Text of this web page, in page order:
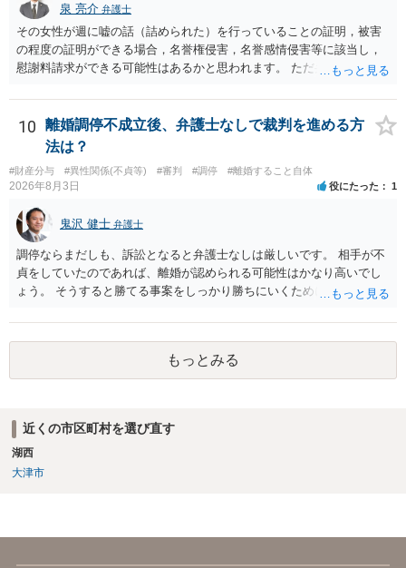
泉 亮介 弁護士
その女性が週に嘘の話（詰められた）を行っていることの証明，被害
の程度の証明ができる場合，名誉権侵害，名誉感情侵害等に該当し，
慰謝料請求ができる可能性はあるかと思われます。 ただ弁護士費用を
た方が良いでしょう。
10
離婚調停不成立後、弁護士なしで裁判を進める方
法は？
#財産分与 #異性関係(不貞等) #審判 #調停 #離婚すること自体
2026年8月3日 役にたった 1
鬼沢 健士 弁護士
調停ならまだしも、訴訟となると弁護士なしは厳しいです。 相手が不
貞をしていたのであれば、離婚が認められる可能性はかなり高いでし
ょう。 そうすると勝てる事案をしっかり勝ちにいくためにも弁護士委
もっとみる
近くの市区町村を選び直す
湖西
大津市